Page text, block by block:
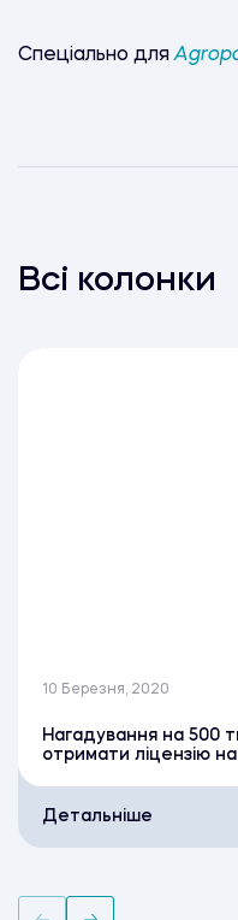
Спеціально для
Всі колонки
10 Березня, 2020
Нагадування на 500
отримати ліцензію
Детальніше